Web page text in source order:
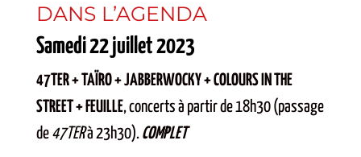
DANS L’AGENDA
Samedi 22 juillet 2023
47TER + TAÏRO + JABBERWOCKY + COLOURS IN THE
STREET + FEUILLE, concerts à partir de 18h30 (passage
de 47TERà 23h30). COMPLET